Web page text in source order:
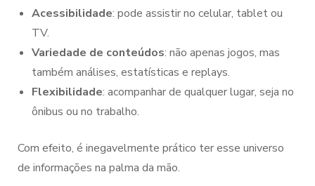
Acessibilidade: pode assistir no celular, tablet ou
TV.
Variedade de conteúdos: não apenas jogos, mas
também análises, estatísticas e replays.
Flexibilidade: acompanhar de qualquer lugar, seja no
ônibus ou no trabalho.
Com efeito, é inegavelmente prático ter esse universo
de informações na palma da mão.